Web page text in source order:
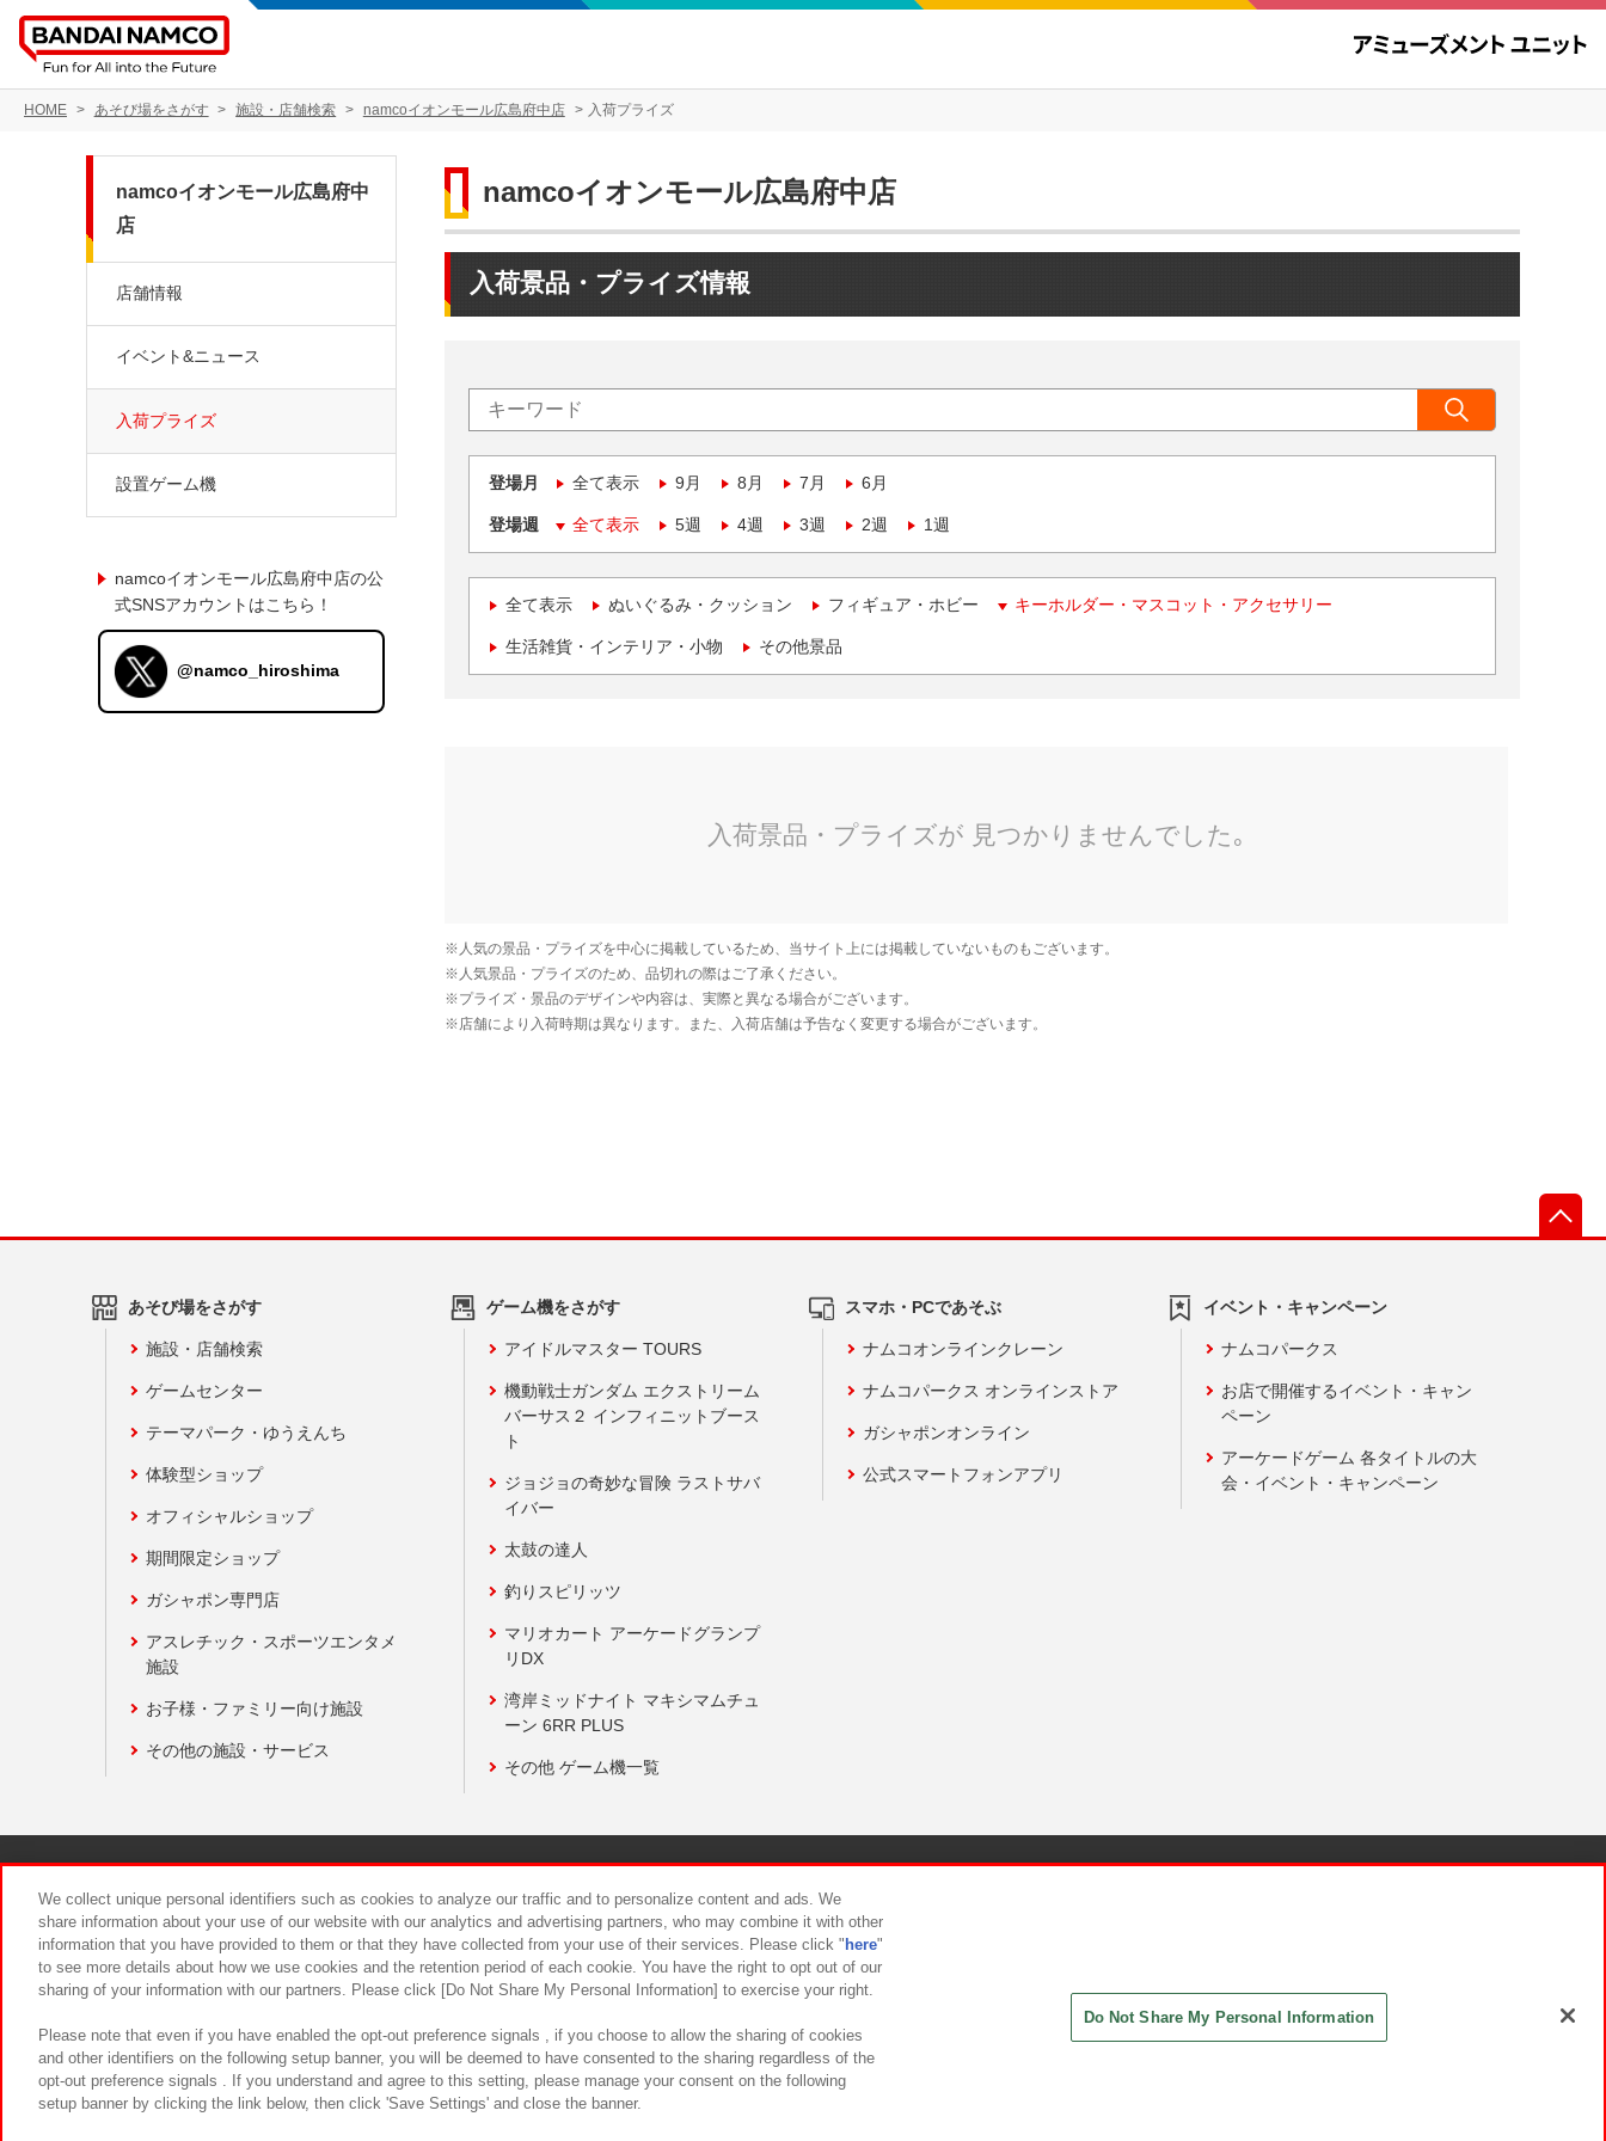
HOME あそび場をさがす 施設・店舗検索 namcoイオンモール広島府中店 入荷プライズ
namcoイオンモール広島府中店
入荷景品・プライズ情報
登場月 全て表示 9月 8月 7月 6月
登場週 全て表示 5週 4週 3週 2週 1週
全て表示 ぬいぐるみ・クッション フィギュア・ホビー キーホルダー・マスコット・アクセサリー
生活雑貨・インテリア・小物 その他景品
namcoイオンモール広島府中
店
店舗情報
イベント&ニュース
入荷プライズ
設置ゲーム機
namcoイオンモール広島府中店の公
式SNSアカウントはこちら！
@namco_hiroshima
あそび場をさがす
施設・店舗検索
ゲームセンター
テーマパーク・ゆうえんち
体験型ショップ
オフィシャルショップ
期間限定ショップ
ガシャポン専門店
アスレチック・スポーツエンタメ
施設
お子様・ファミリー向け施設
その他の施設・サービス
ゲーム機をさがす
アイドルマスター TOURS
機動戦士ガンダム エクストリーム
バーサス２ インフィニットブース
ト
ジョジョの奇妙な冒険 ラストサバ
イバー
太鼓の達人
釣りスピリッツ
マリオカート アーケードグランプ
リDX
湾岸ミッドナイト マキシマムチュ
ーン 6RR PLUS
その他 ゲーム機一覧
スマホ・PCであそぶ
ナムコオンラインクレーン
ナムコパークス オンラインストア
ガシャポンオンライン
公式スマートフォンアプリ
イベント・キャンペーン
ナムコパークス
お店で開催するイベント・キャン
ペーン
アーケードゲーム 各タイトルの大
会・イベント・キャンペーン
食品のご提供について カスタマーハラスメント対応方針
We collect unique personal identifiers such as cookies to analyze our traffic and to personalize content and ads. We
share information about your use of our website with our analytics and advertising partners, who may combine it with other
information that you have provided to them or that they have collected from your use of their services. Please click " here"
to see more details about how we use cookies and the retention period of each cookie. You have the right to opt out of our
sharing of your information with our partners. Please click [Do Not Share My Personal Information] to exercise your right.
Please note that even if you have enabled the opt-out preference signals , if you choose to allow the sharing of cookies
and other identifiers on the following setup banner, you will be deemed to have consented to the sharing regardless of the
opt-out preference signals . If you understand and agree to this setting, please manage your consent on the following
setup banner by clicking the link below, then click 'Save Settings' and close the banner.
Do Not Share My Personal Information